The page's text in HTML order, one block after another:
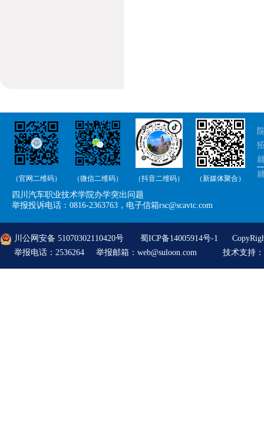
（官网二维码） （微信二维码） （抖音二维码） （新媒体聚合）
四川汽车职业技术学院办学突出问题
举报投诉电话：0816-2363763，电子信箱rsc@scavtc.com
川公网安备 51070302110420号 蜀ICP备14005914号-1
举报电话：2536264 举报邮箱：web@suloon.com
技术支持